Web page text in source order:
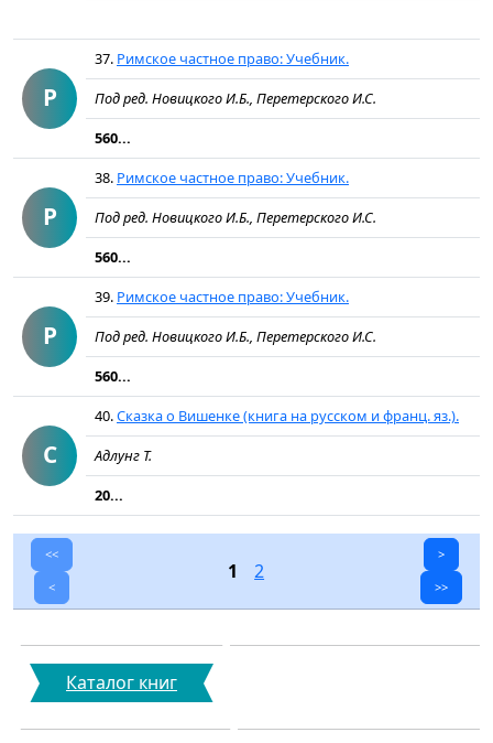
Р
37. Римское частное право: Учебник.
Под ред. Новицкого И.Б., Перетерского И.С.
560...
Р
38. Римское частное право: Учебник.
Под ред. Новицкого И.Б., Перетерского И.С.
560...
Р
39. Римское частное право: Учебник.
Под ред. Новицкого И.Б., Перетерского И.С.
560...
С
40.Сказка о Вишенке (книга на русском и франц. яз.).
Адлунг Т.
20...
<<
<
1 2
>
>>
Каталог книг